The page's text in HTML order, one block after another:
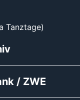
Tanztage)
/ ZWE